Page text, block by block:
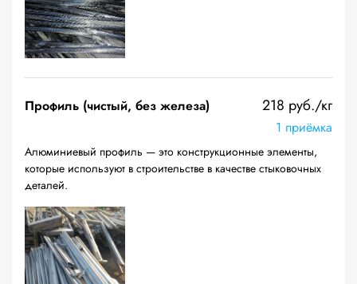
Профиль (чистый, без железа) 218 руб./кг
1 приёмка
Алюминиевый профиль — это конструкционные элементы,
которые используют в строительстве в качестве стыковочных
деталей.